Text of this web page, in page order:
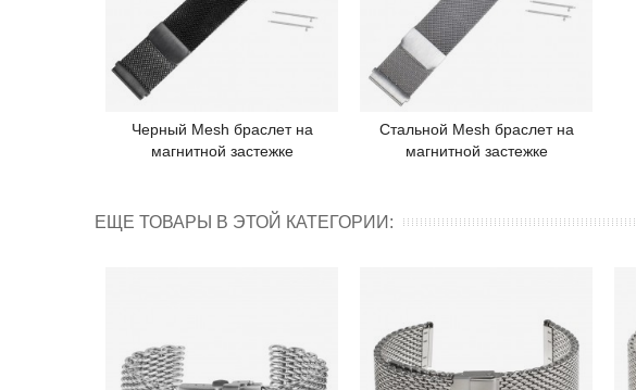
Подробнее
Черный Mesh браслет на
магнитной застежке
Подробнее
Стальной Mesh браслет на
магнитной застежке
ЕЩЕ ТОВАРЫ В ЭТОЙ КАТЕГОРИИ: